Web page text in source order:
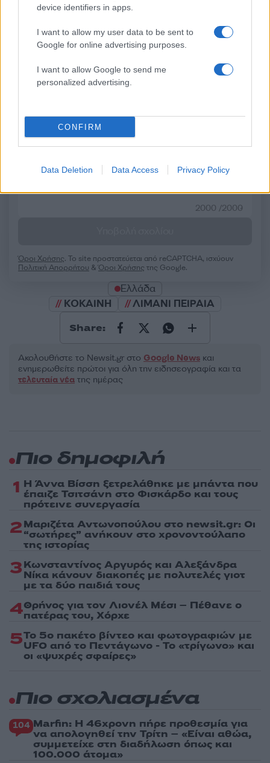
device identifiers in apps.
I want to allow my user data to be sent to
Google for online advertising purposes.
I want to allow Google to send me
personalized advertising.
CONFIRM
Data Deletion Data Access Privacy Policy
Σχόλια
2000 /2000
Όροι Χρήσης. Το site προστατεύεται από reCAPTCHA, ισχύουν
Πολιτική Απορρήτου &Όροι Χρήσης της Google.
Ελλάδα
ΚΟΚΑΙΝΗ
ΛΙΜΑΝΙ ΠΕΙΡΑΙΑ
Share:
Ακολουθήστε το Νewsit.gr στο Google News και
ενημερωθείτε πρώτοι για όλη την ειδησεογραφία και τα
τελευταία νέα της ημέρας
Πιο δημοφιλή
1 Η Άννα Βίσση ξετρελάθηκε με μπάντα που
έπαιζε Τσιτσάνη στο Φισκάρδο και τους
πρότεινε συνεργασία
2Μαριζέτα Αντωνοπούλου στο newsit.gr: Οι
“σωτήρες” ανήκουν στο χρονοντούλαπο
της ιστορίας
3Κωνσταντίνος Αργυρός και Αλεξάνδρα
Νίκα κάνουν διακοπές με πολυτελές γιοτ
με τα δύο παιδιά τους
4Θρήνος για τον Λιονέλ Μέσι – Πέθανε ο
πατέρας του, Χόρχε
5Το 5ο πακέτο βίντεο και φωτογραφιών με
UFO από το Πεντάγωνο - Το «τρίγωνο» και
οι «ψυχρές σφαίρες»
Πιο σχολιασμένα
104 Marfin: Η 46χρονη πήρε προθεσμία για
να απολογηθεί την Τρίτη – «Είναι αθώα,
συμμετείχε στη διαδήλωση όπως και
100.000 άτομα»